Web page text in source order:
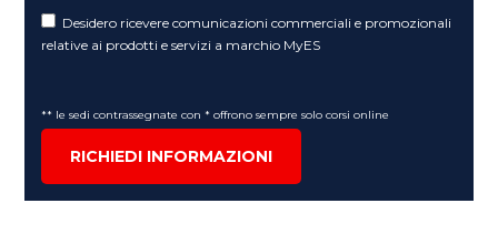
Desidero ricevere comunicazioni commerciali e promozionali
relative ai prodotti e servizi a marchio MyES
** le sedi contrassegnate con * offrono sempre solo corsi online
RICHIEDI INFORMAZIONI